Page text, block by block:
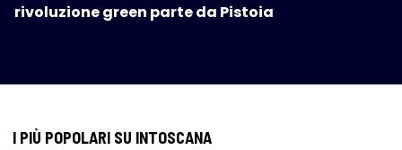
rivoluzione green parte da Pistoia
I PIÙ POPOLARI SU INTOSCANA